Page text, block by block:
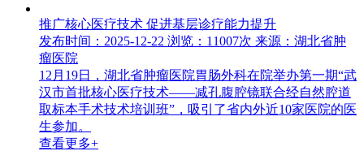
推广核心医疗技术 促进基层诊疗能力提升
发布时间：2025-12-22 浏览：11007次 来源：湖北省肿
瘤医院
12月19日，湖北省肿瘤医院胃肠外科在院举办第一期“武
汉市首批核心医疗技术——减孔腹腔镜联合经自然腔道
取标本手术技术培训班”，吸引了省内外近10家医院的医
生参加。
查看更多+